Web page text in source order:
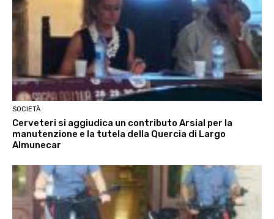
SOCIETÀ
Cerveteri si aggiudica un contributo Arsial per la
manutenzione e la tutela della Quercia di Largo
Almunecar